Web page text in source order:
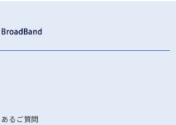
るご質問